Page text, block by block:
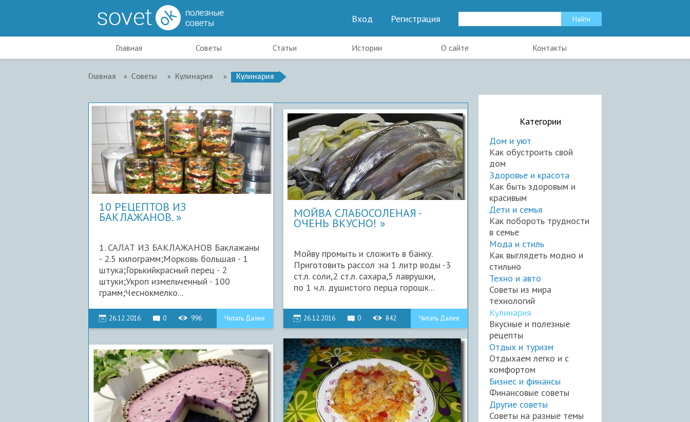
Вход Регистрация
Главная Советы Статьи Истории О сайте Контакты
Главная » Советы » Кулинария » Кулинария
10 РЕЦЕПТОВ ИЗ
БАКЛАЖАНОВ.
1. САЛАТ ИЗ БАКЛАЖАНОВ Баклажаны
- 2.5 килограмм;Морковь большая - 1
штука;Горькийкрасный перец - 2
штуки;Укроп измельченный - 100
грамм;Чеснокмелко...
26.12.2016 0 996 Читать Далее
МОЙВА СЛАБОСОЛЕНАЯ -
ОЧЕНЬ ВКУСНО!
Мойву промыть и сложить в банку.
Приготовить рассол :на 1 литр воды -3
ст.л. соли,2 ст.л. сахара,5 лаврушки,
по 1 ч.л. душистого перца горошк...
26.12.2016 0 842 Читать Далее
Категории
Дом и уют
Как обустроить свой
дом
Здоровье и красота
Как быть здоровым и
красивым
Дети и семья
Как побороть трудности
в семье
Мода и стиль
Как выглядеть модно и
стильно
Техно и авто
Советы из мира
технологий
Кулинария
Вкусные и полезные
рецепты
Отдых и туризм
Отдыхаем легко и с
комфортом
Бизнес и финансы
Финансовые советы
Другие советы
Советы на разные темы